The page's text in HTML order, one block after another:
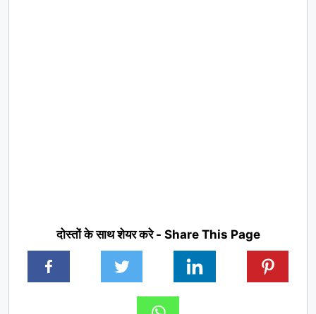
दोस्तों के साथ शेयर करे - Share This Page